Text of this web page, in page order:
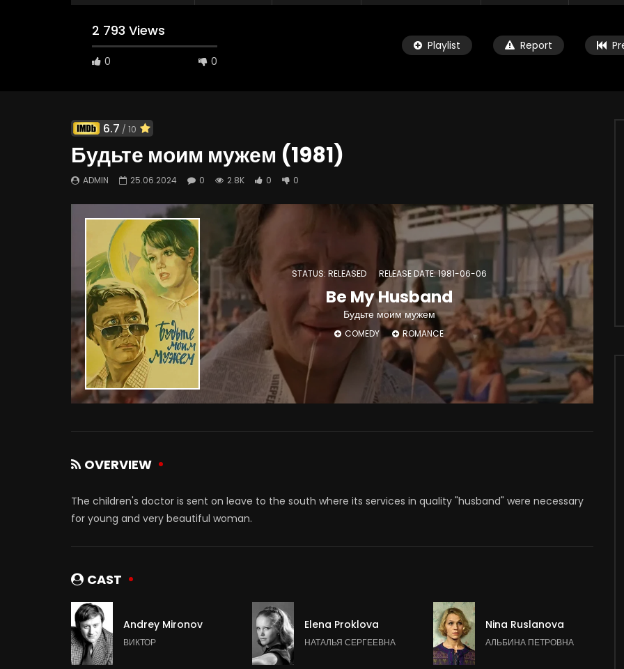
2 793 Views
0 0
Playlist Report
Watch Later
02:09:57 5
Приключения Буратино (1975)
ADMIN
15.09.2024
0
2.5M 11.7K 0
Морозко (1964)
ADMIN
07.09.2024
ADMIN
22.08.2024
0
2M 0
6.7 / 10
Будьте моим мужем (1981)
ADMIN 25.06.2024 0 2.8K 0 0
STATUS: RELEASED RELEASE DATE: 1981-06-06
Be My Husband
Будьте моим мужем
COMEDY ROMANCE
OVERVIEW
The children's doctor is sent on leave to the south where its services in quality "husband" were necessary
for young and very beautiful woman.
CAST
Andrey Mironov
ВИКТОР
Elena Proklova
НАТАЛЬЯ СЕРГЕЕВНА
Nina Ruslanova
АЛЬБИНА ПЕТРОВНА